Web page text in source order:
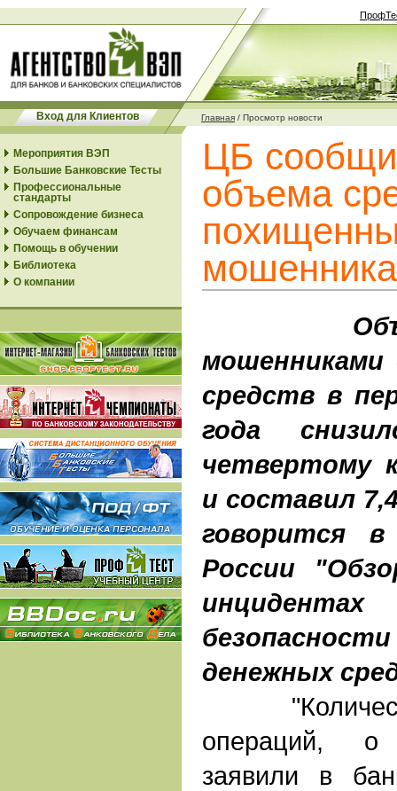
Вход для Клиентов Главная / Просмотр новости
Мероприятия ВЭП
Большие Банковские Тесты
Профессиональные
стандарты
Сопровождение бизнеса
Обучаем финансам
Помощь в обучении
Библиотека
О компании
ЦБ
объема
Объем
мошенниками
средств в
года
четвертому
и составил
говорится
России
денежных
операций, о
заявили в